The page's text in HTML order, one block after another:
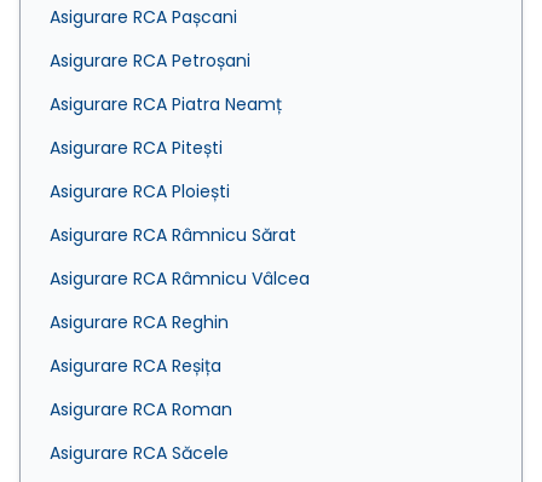
Asigurare RCA Pașcani
Asigurare RCA Petroșani
Asigurare RCA Piatra Neamț
Asigurare RCA Pitești
Asigurare RCA Ploiești
Asigurare RCA Râmnicu Sărat
Asigurare RCA Râmnicu Vâlcea
Asigurare RCA Reghin
Asigurare RCA Reșița
Asigurare RCA Roman
Asigurare RCA Săcele